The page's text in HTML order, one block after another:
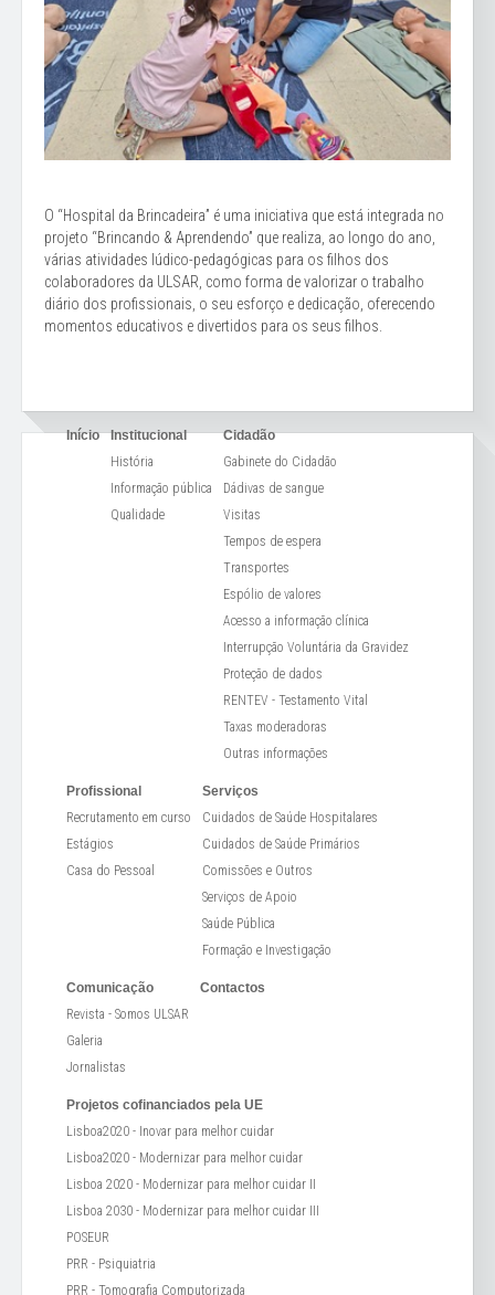
O “Hospital da Brincadeira” é uma iniciativa que está integrada no
projeto “Brincando & Aprendendo” que realiza, ao longo do ano,
várias atividades lúdico-pedagógicas para os filhos dos
colaboradores da ULSAR, como forma de valorizar o trabalho
diário dos profissionais, o seu esforço e dedicação, oferecendo
momentos educativos e divertidos para os seus filhos.
Início
Institucional
História
Informação pública
Qualidade
Cidadão
Gabinete do Cidadão
Dádivas de sangue
Visitas
Tempos de espera
Transportes
Espólio de valores
Acesso a informação clínica
Interrupção Voluntária da Gravidez
Proteção de dados
RENTEV - Testamento Vital
Taxas moderadoras
Outras informações
Profissional
Recrutamento em curso
Estágios
Casa do Pessoal
Serviços
Cuidados de Saúde Hospitalares
Cuidados de Saúde Primários
Comissões e Outros
Serviços de Apoio
Saúde Pública
Formação e Investigação
Comunicação
Revista - Somos ULSAR
Galeria
Jornalistas
Contactos
Projetos cofinanciados pela UE
Lisboa2020 - Inovar para melhor cuidar
Lisboa2020 - Modernizar para melhor cuidar
Lisboa 2020 - Modernizar para melhor cuidar II
Lisboa 2030 - Modernizar para melhor cuidar III
POSEUR
PRR - Psiquiatria
PRR - Tomografia Computorizada